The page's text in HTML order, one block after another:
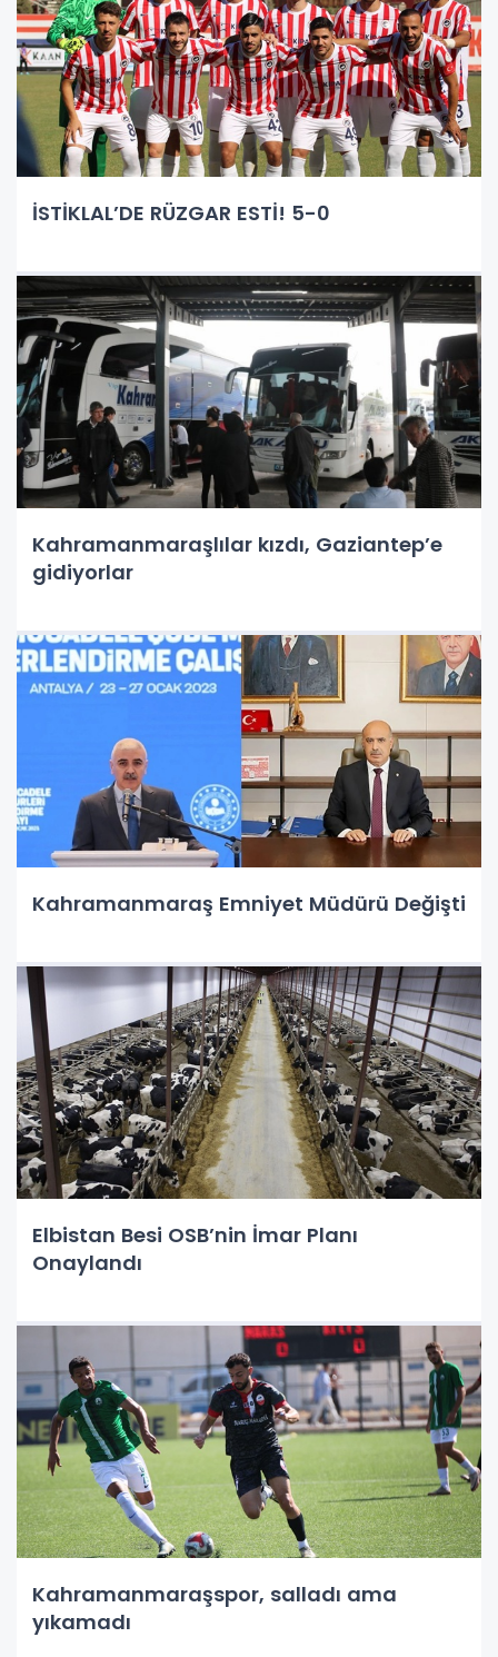
İSTİKLAL’DE RÜZGAR ESTİ! 5-0
Kahramanmaraşlılar kızdı, Gaziantep’e
gidiyorlar
Kahramanmaraş Emniyet Müdürü Değişti
Elbistan Besi OSB’nin İmar Planı
Onaylandı
Kahramanmaraşspor, salladı ama
yıkamadı